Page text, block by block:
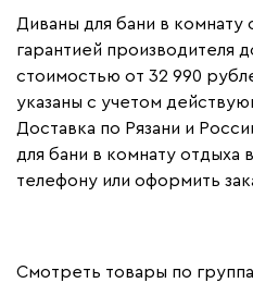
Диваны для бани в комнату
гарантией производителя
стоимостью от 32 990
указаны с учетом
Доставка по Рязани и
для бани в комнату отдыха
телефону или оформить
Смотреть товары по